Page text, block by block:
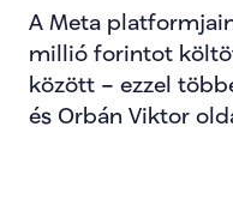
A Meta
millió forintot
között – ezzel
és Orbán Viktor